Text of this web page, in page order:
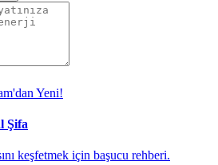
Yeni!
Şifa
keşfetmek için başucu rehberi.